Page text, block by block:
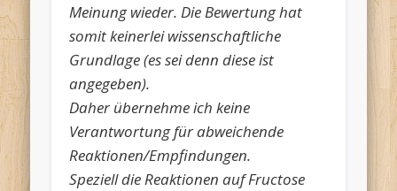
Meinung wieder. Die Bewertung hat
somit keinerlei wissenschaftliche
Grundlage (es sei denn diese ist
angegeben).
Daher übernehme ich keine
Verantwortung für abweichende
Reaktionen/Empfindungen.
Speziell die Reaktionen auf Fructose